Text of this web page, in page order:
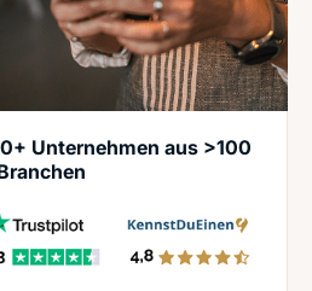
Unternehmen aus >100